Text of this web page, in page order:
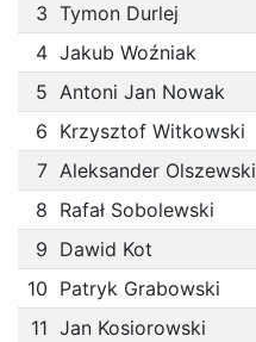
3 Tymon Durlej
4 Jakub Woźniak
5 Antoni Jan Nowak
6 Krzysztof Witkowski
7 Aleksander Olszewski
8 Rafał Sobolewski
9 Dawid Kot
10 Patryk Grabowski
11 Jan Kosiorowski